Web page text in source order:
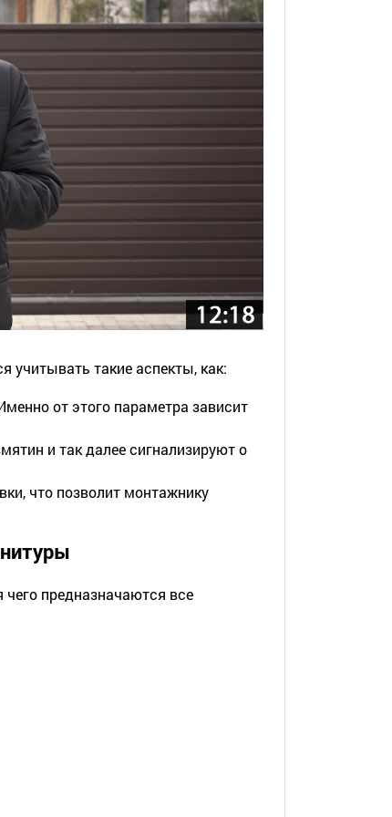
учитывать такие аспекты, как:
от этого параметра зависит
и так далее сигнализируют о
что позволит монтажнику
предназначаются все